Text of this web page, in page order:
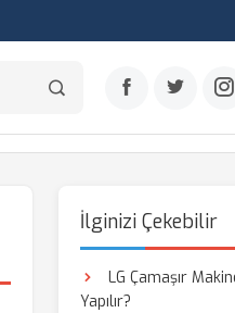
İlginizi Çekebilir
LG Çamaşır
Yapılır?